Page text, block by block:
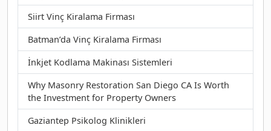
Siirt Vinç Kiralama Firması
Batman’da Vinç Kiralama Firması
İnkjet Kodlama Makinası Sistemleri
Why Masonry Restoration San Diego CA Is Worth
the Investment for Property Owners
Gaziantep Psikolog Klinikleri